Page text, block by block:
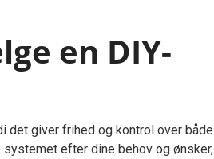
en DIY-
giver frihed og kontrol over både
efter dine behov og ønsker,